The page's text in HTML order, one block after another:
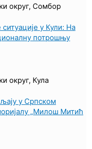
округ, Сомбор
у Кули: На
потрошњу
округ, Кула
у Српском
„Милош Митић